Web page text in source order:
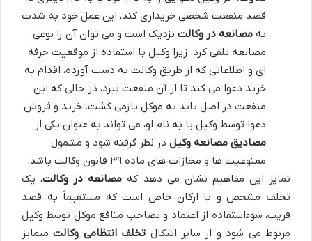
قصد منفعت شخصی خریداری کند، این عمل خود به شدت
به مصانعه در وکالت نزدیک است و می توان آن را نوعی
مصانعه تلقی کرد. زیرا وکیل با استفاده از موقعیت حرفه
ای و اطلاعاتی که از طریق وکالت به دست آورده، اقدام به
خرید دعوا می کند تا از آن منفعت ببرد، در حالی که این
منفعت در اصل باید به موکل بازمی گشت. خرید و فروش
دعوا توسط وکیل یا به نام او، می تواند به عنوان یکی از
مصادیق مصانعه وکیل در نظر گرفته شود و مشمول
ممنوعیت ها و مجازات های ماده ۳۹ قانون وکالت باشد.
تمایز این مفاهیم نشان می دهد که مصانعه در وکالت، یک
تخلف مشخص و با ارکان خاص است که مستقیماً به قصد
فریب، سوءاستفاده از اعتماد و تصاحب منافع موکل توسط وکیل
مربوط می شود و از سایر اشکال تخلف انتظامی وکالتمتمایز